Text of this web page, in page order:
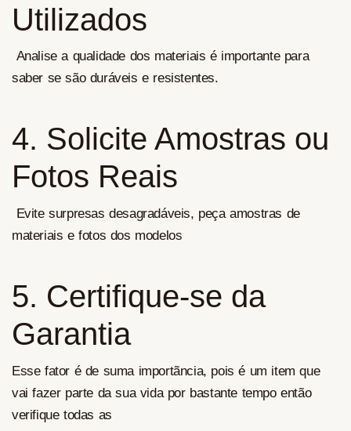
Utilizados
Analise a qualidade dos materiais é importante para
saber se são duráveis e resistentes.
4. Solicite Amostras ou
Fotos Reais
Evite surpresas desagradáveis, peça amostras de
materiais e fotos dos modelos
5. Certifique-se da
Garantia
Esse fator é de suma importãncia, pois é um item que
vai fazer parte da sua vida por bastante tempo então
verifique todas as